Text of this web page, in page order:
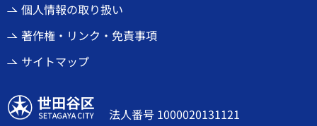
個人情報の取り扱い
著作権・リンク・免責事項
サイトマップ
世田谷区
法人番号 1000020131121